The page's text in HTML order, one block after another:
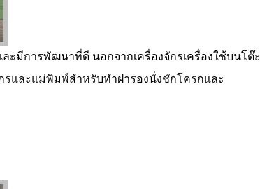
ะมีการพัฒนาที่ดี นอกจากเครื่องจักรเครื่องใช้บนโต๊ะ
รและแม่พิมพ์สำหรับทำฝารองนั่งชักโครกและ